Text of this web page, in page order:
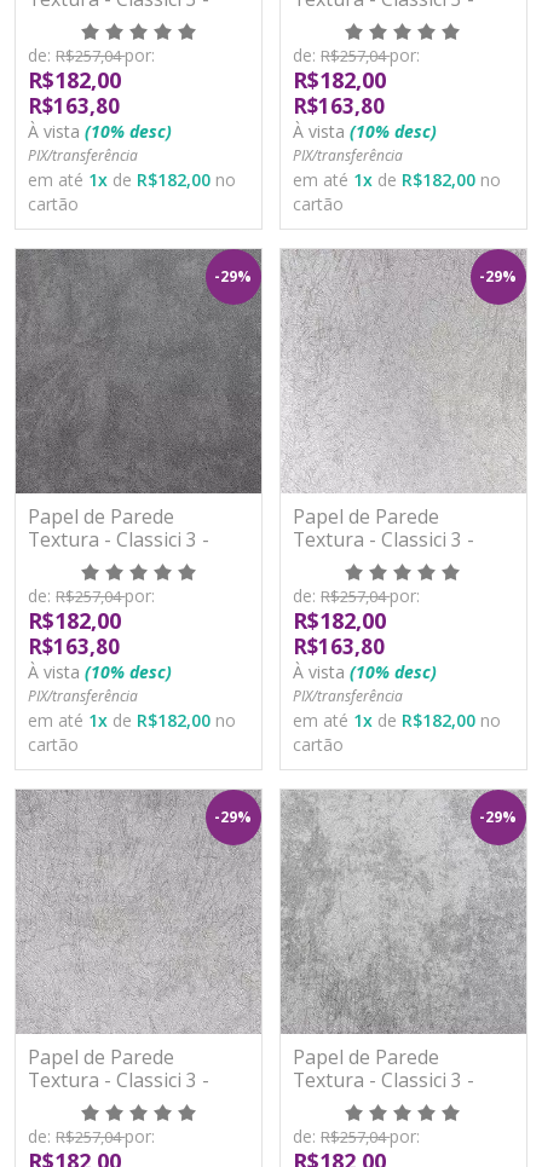
3A92508R - Vinílico -
TNT
de: R$257,04por:
R$182,00
R$163,80
À vista (10% desc)
PIX/transferência
em até 1x de R$182,00 no
cartão
3A92509R - Vinílico -
TNT
de: R$257,04por:
R$182,00
R$163,80
À vista (10% desc)
PIX/transferência
em até 1x de R$182,00 no
cartão
-29%
Papel de Parede
Textura - Classici 3 -
3A92510R - Vinílico -
TNT
de: R$257,04por:
R$182,00
R$163,80
À vista (10% desc)
PIX/transferência
em até 1x de R$182,00 no
cartão
-29%
Papel de Parede
Textura - Classici 3 -
3A92601R - Vinílico -
TNT
de: R$257,04por:
R$182,00
R$163,80
À vista (10% desc)
PIX/transferência
em até 1x de R$182,00 no
cartão
-29%
Papel de Parede
Textura - Classici 3 -
3A92602R - Vinílico -
TNT
de: R$257,04por:
R$182,00
-29%
Papel de Parede
Textura - Classici 3 -
3A92603R - Vinílico -
TNT
de: R$257,04por:
R$182,00